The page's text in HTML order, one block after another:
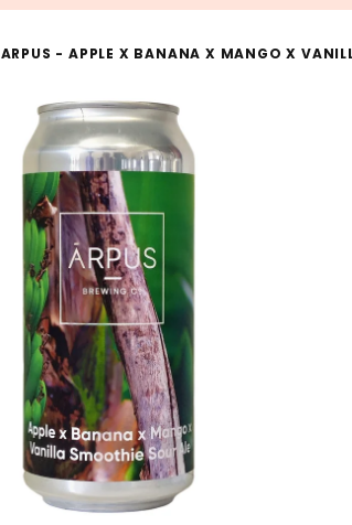
ARPUS - APPLE X BANANA X MANGO X